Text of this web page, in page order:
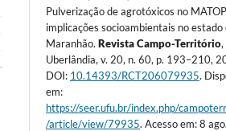
Pulverização de agrotóxicos no
implicações socioambientais no estado
Maranhão.Revista Campo-Território,
Uberlândia, v. 20, n. 60, p. 193–210,
DOI: 10.14393/RCT206079935.
em:
https://seer.ufu.br/index.php/
/article/view/79935. Acesso em: 8 ago.